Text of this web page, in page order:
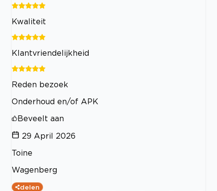
Kwaliteit
Klantvriendelijkheid
Reden bezoek
Onderhoud en/of APK
Beveelt aan
29 April 2026
Toine
Wagenberg
delen